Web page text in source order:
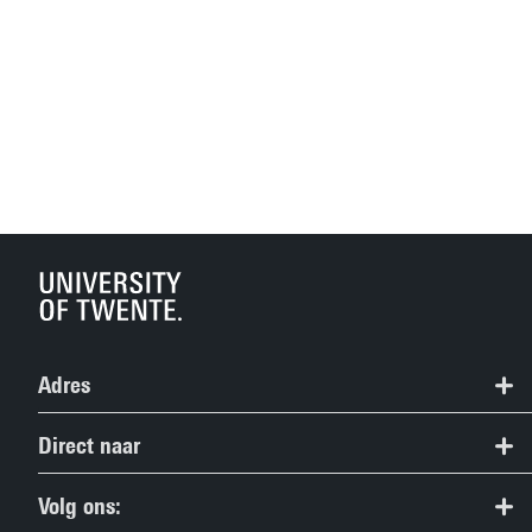
Adres
Studieinformatiecentrum
study@utwente.nl
Direct naar
Alle bacheloropleidingen
Volg ons: